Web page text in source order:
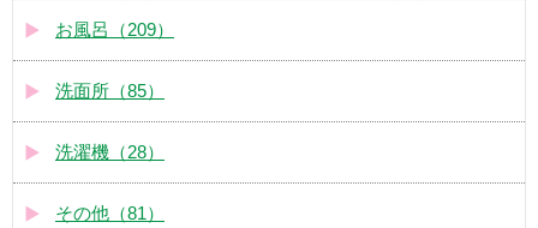
お風呂（209）
洗面所（85）
洗濯機（28）
その他（81）